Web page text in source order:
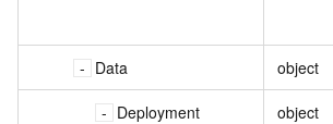
Data object
Deployment object